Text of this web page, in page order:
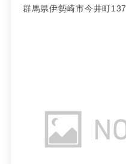
群馬県伊勢崎市今井町137